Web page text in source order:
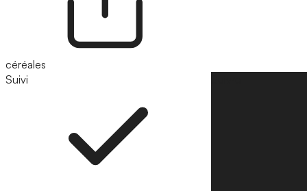
céréales
Suivi